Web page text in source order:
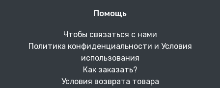
Помощь
Чтобы связаться с нами
Политика конфиденциальности и Условия
использования
Как заказать?
Условия возврата товара